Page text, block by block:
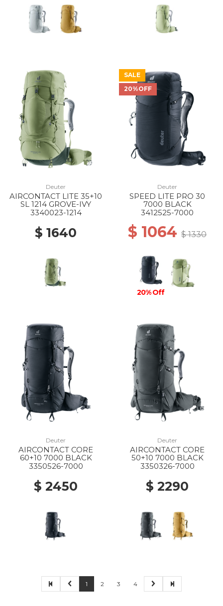
Deuter
AIRCONTACT LITE 35+10
SL 1214 GROVE-IVY
3340023-1214
$ 1640
SALE
20%OFF
Deuter
SPEED LITE PRO 30
7000 BLACK
3412525-7000
$ 1064 $ 1330
20% Off
Deuter
AIRCONTACT CORE
60+10 7000 BLACK
3350526-7000
$ 2450
Deuter
AIRCONTACT CORE
50+10 7000 BLACK
3350326-7000
$ 2290
1 2 3 4